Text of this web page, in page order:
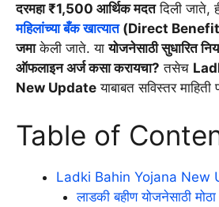
दरमहा ₹1,500 आर्थिक मदतदिली जाते,
महिलांच्या बँक खात्यात(Direct Benefit
जमाकेली जाते. यायोजनेसाठी सुधारित
ऑफलाइन अर्ज कसा करायचा? तसेच
New Update याबाबत सविस्तर माहिती
Table of
Ladki Bahin Yojana New
लाडकी बहीण योजनेसाठी